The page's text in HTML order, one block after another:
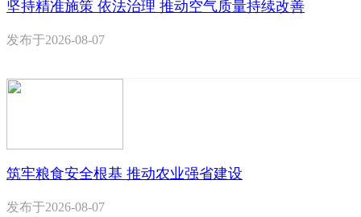
坚持精准施策 依法治理 推动空气质量持续改善
发布于2026-08-07
筑牢粮食安全根基 推动农业强省建设
发布于2026-08-07